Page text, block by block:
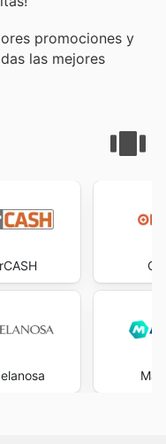
promociones y
las mejores